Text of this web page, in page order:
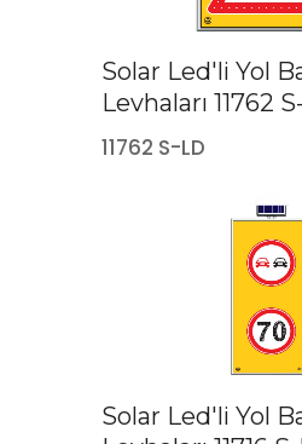
Solar Led'li Yol
Levhaları 11762
11762 S-LD
Solar Led'li Yol